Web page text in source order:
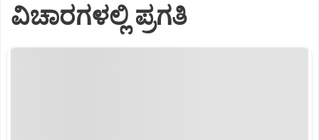
ವಿಚಾರಗಳಲ್ಲಿ ಪ್ರಗತಿ